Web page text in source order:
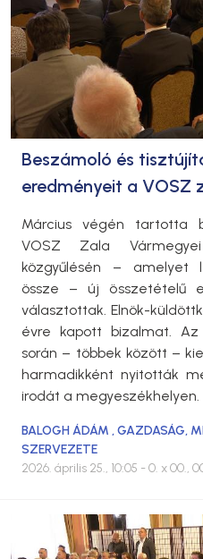
Beszámoló és
eredményeit a VOSZ
Március végén tartotta
VOSZ Zala
közgyűlésén – amelyet
össze – új összetételű
választottak. Elnök-
évre kapott bizalmat.
során – többek között –
harmadikként nyitották
irodát a megyeszékhelyen.
BALOGH ÁDÁM ,GAZDASÁG,
SZERVEZETE
2026. április 25., 10:05 - 0. x 00.,